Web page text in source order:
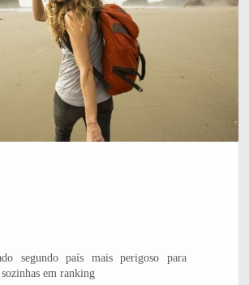
segundo país mais perigoso para
em ranking